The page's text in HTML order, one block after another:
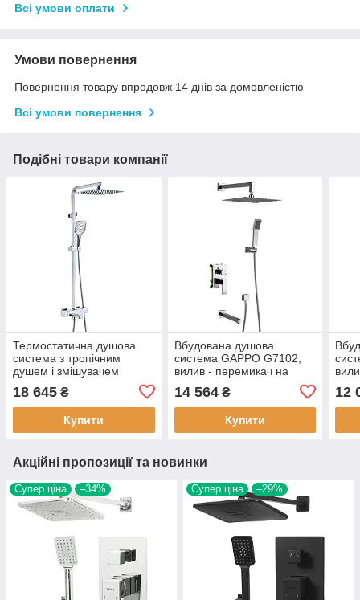
Всі умови оплати
Умови повернення
Повернення товару впродовж 14 днів за домовленістю
Всі умови повернення
Подібні товари компанії
Термостатична душова
система з тропічним
душем і змішувачем
квадратна хром
18 645 ₴
Купити
Вбудована душова
система GAPPO G7102,
вилив - перемикач на
14 564₴
Купити
12
Акційні пропозиції та новинки
Супер ціна –34% Супер ціна –29%